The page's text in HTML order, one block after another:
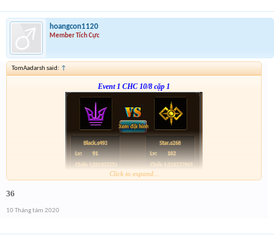
hoangcon1120
Member Tích Cực
TomAadarsh said: ↑
Event 1 CHC 10/8 cặp 1
Click to expand...
36
10 Tháng tám 2020